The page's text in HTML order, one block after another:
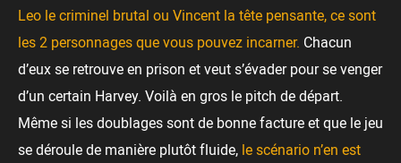
Leo le criminel brutal ou Vincent la tête pensante, ce sont
les 2 personnages que vous pouvez incarner. Chacun
d’eux se retrouve en prison et veut s’évader pour se venger
d’un certain Harvey. Voilà en gros le pitch de départ.
Même si les doublages sont de bonne facture et que le jeu
se déroule de manière plutôt fluide, le scénario n’en est